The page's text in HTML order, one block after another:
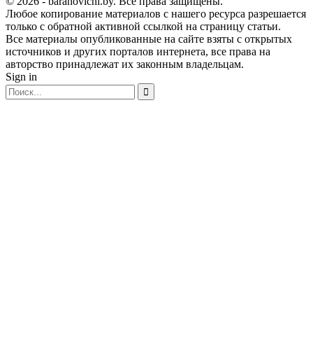
Любое копирование материалов с нашего ресурса разрешается
только с обратной активной ссылкой на страницу статьи.
Все материалы опубликованные на сайте взяты с открытых
источников и других порталов интернета, все права на
авторство принадлежат их законным владельцам.
Sign in